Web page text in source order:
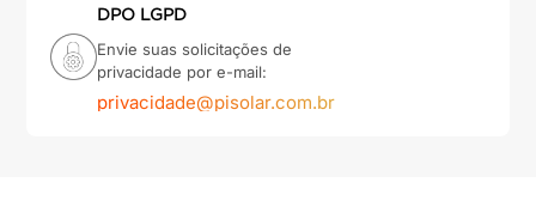
DPO LGPD
Envie suas solicitações de
privacidade por e-mail:
privacidade@pisolar.com.br